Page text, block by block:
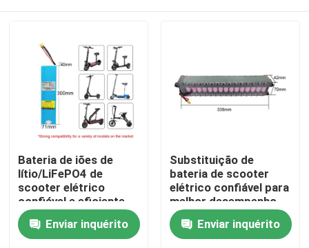
Casa
Produtos
Vídeos
Bateria de iões de
lítio/LiFePO4 de
scooter elétrico
confiável e eficiente
Enviar inquérito
Substituição de
bateria de scooter
elétrico confiável para
melhor desempenho
Enviar inquérito